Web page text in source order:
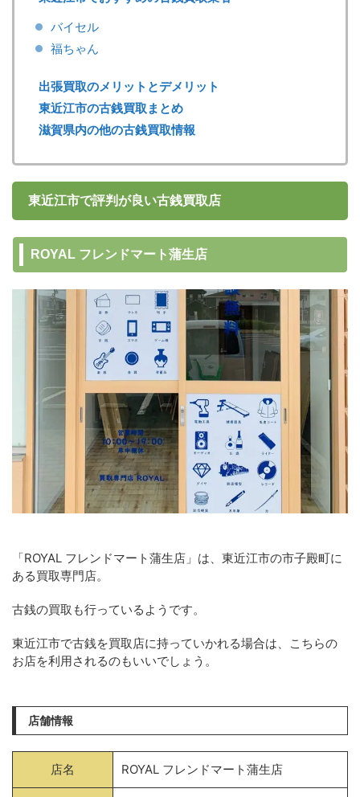
バイセル
福ちゃん
出張買取のメリットとデメリット
東近江市の古銭買取まとめ
滋賀県内の他の古銭買取情報
東近江市で評判が良い古銭買取店
ROYAL フレンドマート蒲生店
「ROYAL フレンドマート蒲生店」は、東近江市の市子殿町に
ある買取専門店。
古銭の買取も行っているようです。
東近江市で古銭を買取店に持っていかれる場合は、こちらの
お店を利用されるのもいいでしょう。
店舗情報
店名 ROYAL フレンドマート蒲生店